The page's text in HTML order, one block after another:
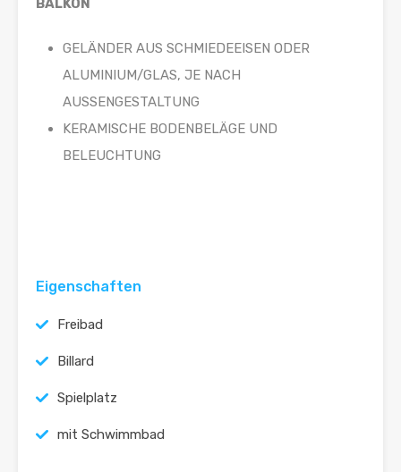
BALKON
GELÄNDER AUS SCHMIEDEEISEN ODER
ALUMINIUM/GLAS, JE NACH
AUSSENGESTALTUNG
KERAMISCHE BODENBELÄGE UND
BELEUCHTUNG
Eigenschaften
Freibad
Billard
Spielplatz
mit Schwimmbad